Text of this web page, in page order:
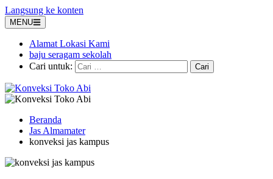
Langsung ke konten
MENU
Alamat Lokasi Kami
baju seragam sekolah
Cari untuk:
Beranda
Jas Almamater
konveksi jas kampus